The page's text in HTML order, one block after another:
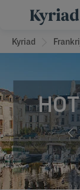
Kyriad